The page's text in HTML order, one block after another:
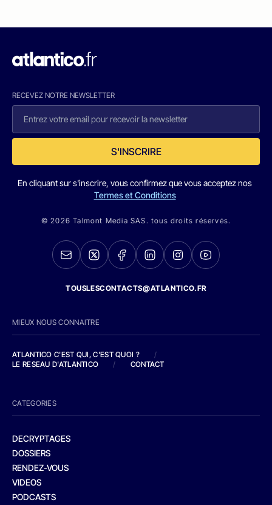
RECEVEZ NOTRE NEWSLETTER
S'INSCRIRE
En cliquant sur s'inscrire, vous confirmez que vous acceptez nos
Termes et Conditions
© 2026 Talmont Media SAS. tous droits réservés.
TOUSLESCONTACTS@ATLANTICO.FR
MIEUX NOUS CONNAITRE
ATLANTICO C'EST QUI, C'EST QUOI ?
/
LE RESEAU D'ATLANTICO
/ CONTACT
CATEGORIES
DECRYPTAGES
DOSSIERS
RENDEZ-VOUS
VIDEOS
PODCASTS